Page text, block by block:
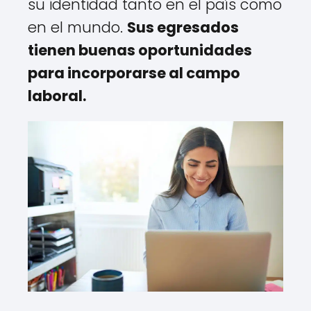
su identidad tanto en el país como
en el mundo. Sus egresados
tienen buenas oportunidades
para incorporarse al campo
laboral.